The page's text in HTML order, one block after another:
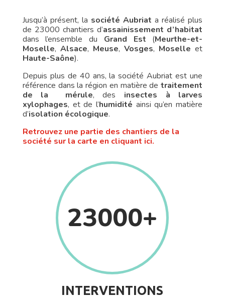
Jusqu’à présent, la société Aubriat a réalisé plus
de 23000 chantiers d’assainissement d’habitat
dans l’ensemble du Grand Est (Meurthe-et-
Moselle, Alsace, Meuse,Vosges, Moselle et
Haute-Saône).
Depuis plus de 40 ans, la société Aubriat est une
référence dans la région en matière detraitement
de la mérule, des insectes à larves
xylophages, et de l’humidité ainsi qu’en matière
d’isolation écologique.
Retrouvez une partie des chantiers de la
société sur la carte en cliquant ici.
23000+
INTERVENTIONS